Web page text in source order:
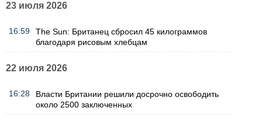
23 июля 2026
16:59
The Sun: Британец сбросил 45 килограммов
благодаря рисовым хлебцам
22 июля 2026
16:28
Власти Британии решили досрочно освободить
около 2500 заключенных